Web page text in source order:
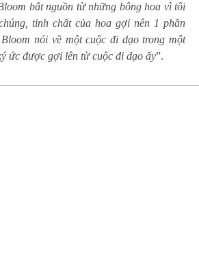
bắt nguồn từ những bông hoa vì tôi
tinh chất của hoa gợi nên 1 phần
nói về một cuộc đi dạo trong một
ức được gợi lên từ cuộc đi dạo ấy”.